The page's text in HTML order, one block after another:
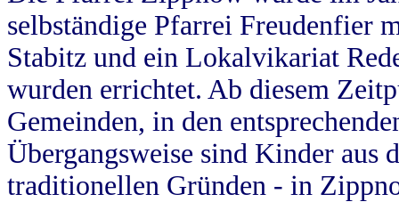
selbständige Pfarrei Freudenfier
Stabitz und ein Lokalvikariat
wurden errichtet. Ab diesem
Gemeinden, in den
Übergangsweise sind Kinder aus
traditionellen Gründen - in